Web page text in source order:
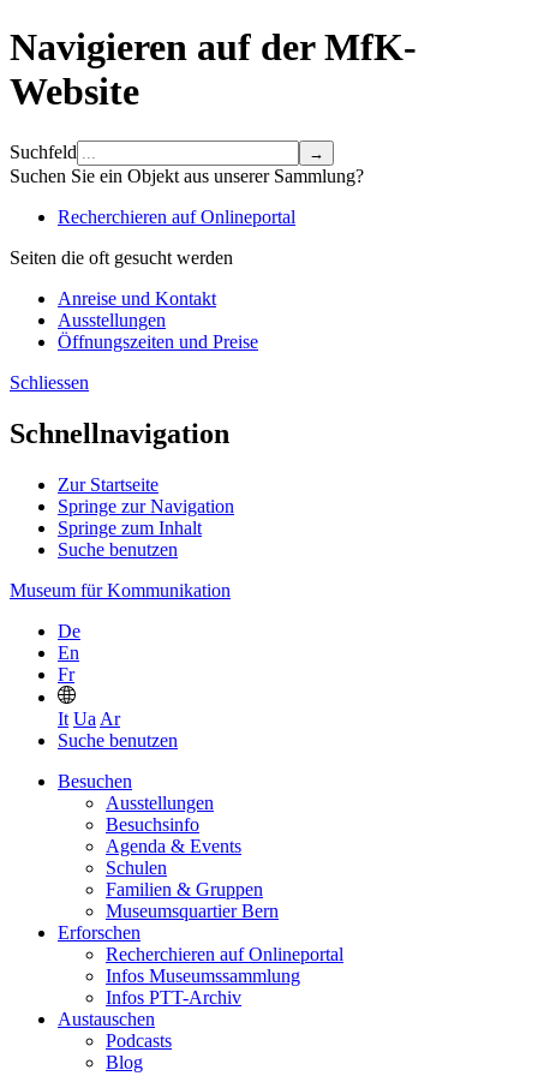
Navigieren auf der MfK-
Website
Suchfeld
Suchen Sie ein Objekt aus unserer Sammlung?
Recherchieren auf Onlineportal
Seiten die oft gesucht werden
Anreise und Kontakt
Ausstellungen
Öffnungszeiten und Preise
Schliessen
Schnellnavigation
Zur Startseite
Springe zur Navigation
Springe zum Inhalt
Suche benutzen
Museum für Kommunikation
De
En
Fr
It Ua Ar
Suche benutzen
Besuchen
Ausstellungen
Besuchsinfo
Agenda & Events
Schulen
Familien & Gruppen
Museumsquartier Bern
Erforschen
Recherchieren auf Onlineportal
Infos Museumssammlung
Infos PTT-Archiv
Austauschen
Podcasts
Blog